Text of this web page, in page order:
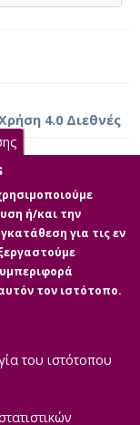
εκεί που
στις
για τον
αναφορά στις
και πώς
να
4.0 Διεθνές
ή/και την
για τις εν
τον ιστότοπο.
του ιστότοπου